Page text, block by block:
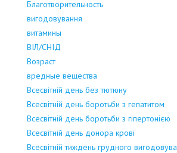
Благотворительность
вигодовування
витамины
ВІЛ/СНІД
Возраст
вредные вещества
Всесвітній день без тютюну
Всесвітній день боротьби з гепатитом
Всесвітній день боротьби з гіпертонією
Всесвітній день донора крові
Всесвітній тиждень грудного